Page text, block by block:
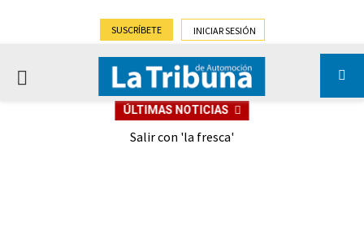
SUSCRÍBETE INICIAR SESIÓN
PRIMARY
ÚLTIMAS NOTICIAS
Salir con 'la fresca'